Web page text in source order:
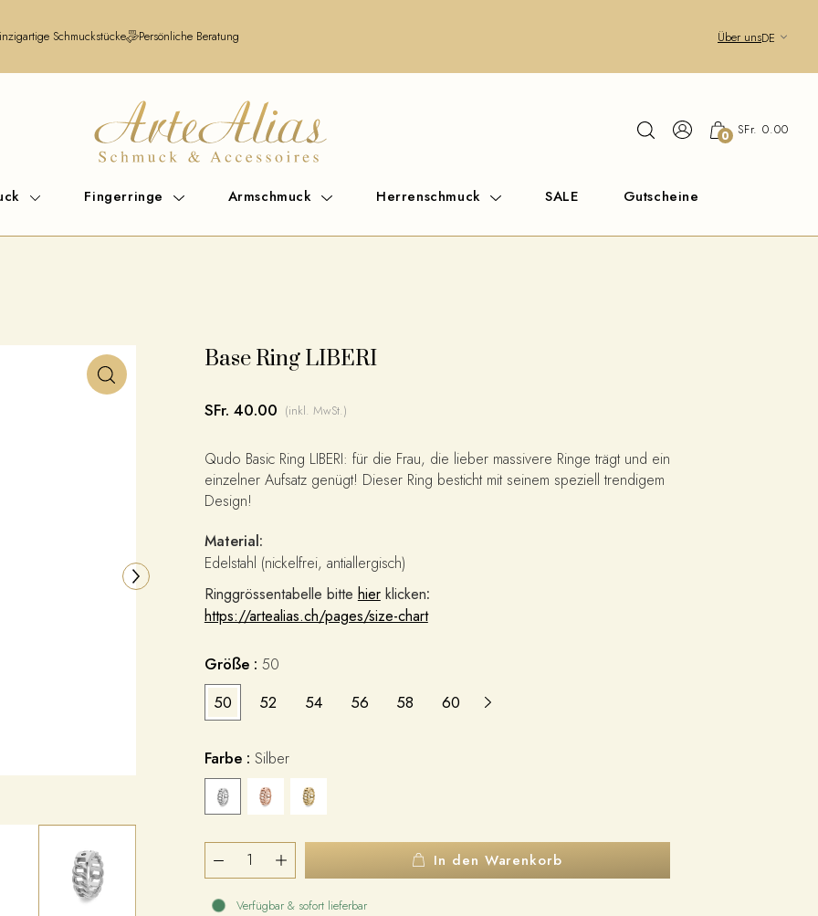
Schmuckstücke Persönliche Beratung Über unsDE
0 SFr. 0.00
Fingerringe Armschmuck Herrenschmuck SALE Gutscheine
Base Ring LIBERI
SFr. 40.00 (inkl. MwSt.)
Qudo Basic Ring LIBERI: für die Frau, die lieber massivere Ringe trägt und ein
einzelner Aufsatz genügt! Dieser Ring besticht mit seinem speziell trendigem
Design!
Material:
Edelstahl (nickelfrei, antiallergisch)
Ringgrössentabelle bitte hier klicken:
https://artealias.ch/pages/size-chart
Größe : 50
50 52 54 56 58 60 62
Farbe : Silber
In den Warenkorb
Verfügbar & sofort lieferbar